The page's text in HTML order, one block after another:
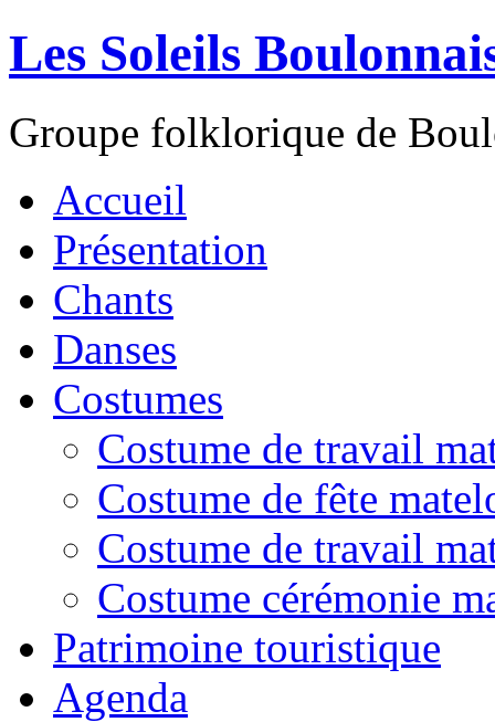
Les Soleils
Groupe folklorique de
Accueil
Présentation
Chants
Danses
Costumes
Costume de travail
Costume de fête
Costume de travail
Costume cérémonie
Patrimoine touristique
Agenda